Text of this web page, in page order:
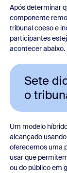
Após determinar
componente
tribunal coeso e
participantes
acontecer abaixo.
Sete
o
Um modelo
alcançado
oferecemos uma
usar que
ou do público em